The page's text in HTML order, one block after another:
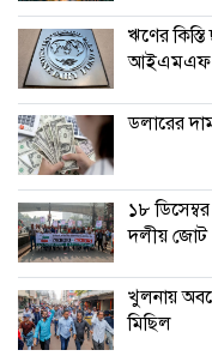
ঋণের
আইএমএফ
ডলারের
১৮
দলীয় জোট
খুলনায়
মিছিল